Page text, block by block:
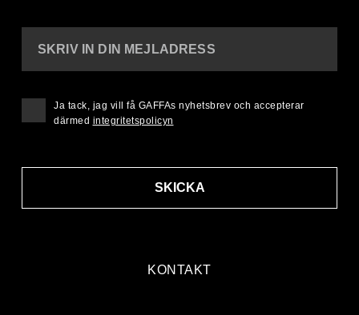
KONTAKT
SKRIV IN DIN MEJLADRESS
SKICKA
Ja tack, jag vill få GAFFAs nyhetsbrev och accepterar
därmed integritetspolicyn